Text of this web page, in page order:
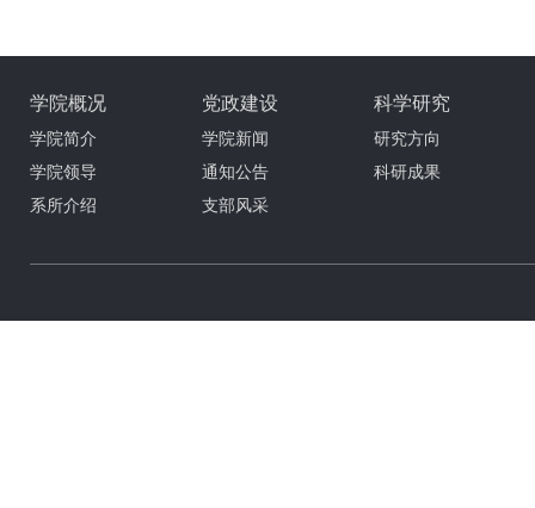
学院概况
学院简介
学院领导
系所介绍
党政建设
学院新闻
通知公告
支部风采
科学研究
研究方向
科研成果